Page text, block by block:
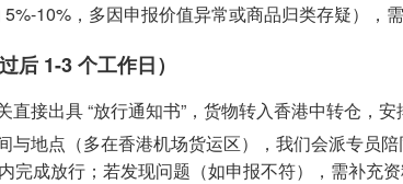
10%，多因申报价值异常或商品归类存疑），
后 1-3 个工作日）
直接出具 “放行通知书”，货物转入香港中转仓，安
与地点（多在香港机场货运区），我们会派专员
完成放行；若发现问题（如申报不符），需补充